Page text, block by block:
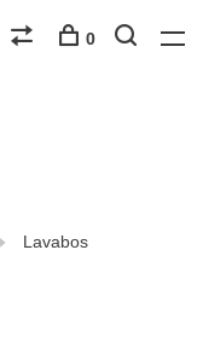
0
Lavabos